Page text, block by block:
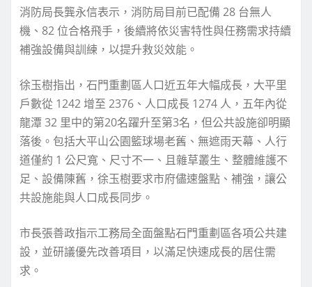
消防局長龔永信表示，消防局目前已配備 28 台無人
機、82 位合格飛手，後續將依災害特性與任務需求持續
補強設備與訓練，以提升救災效能。
徐玉樹指出，石門重劃區人口近五年大幅成長，大平里
戶數從 1242 增至 2376、人口成長 1274 人，五年內從
龍潭 32 里中的第20名躍升至第3名，但公共設施卻明顯
落後。包括大平山公園籃球場老舊、無遮雨天幕、人行
道僅約 1 公尺寬、尺寸不一、且雜草叢生、整體維護不
足、設備陳舊，徐玉樹要求市府儘速盤點、補強，讓公
共設施能與人口成長同步。
市長張善政指示工務局全面盤點石門重劃區各項公共建
設，並研議優先改善項目，以滿足快速成長的居住需
求。